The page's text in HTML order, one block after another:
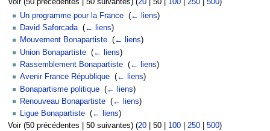
Voir (50 précédentes 50 suivantes) (20| 50| 100| 250| 500)
Un programme pour la France (← liens)
David Saforcada‎ (← liens)
Mouvement Bonapartiste (← liens)
Union Bonapartiste (← liens)
Rassemblement Bonapartiste (← liens)
Avenir France République (← liens)
Bonapartisme politique (← liens)
Renouveau Bonapartiste (← liens)
Ligue Bonapartiste (← liens)
Voir (50 précédentes 50 suivantes) (20| 50| 100| 250| 500)